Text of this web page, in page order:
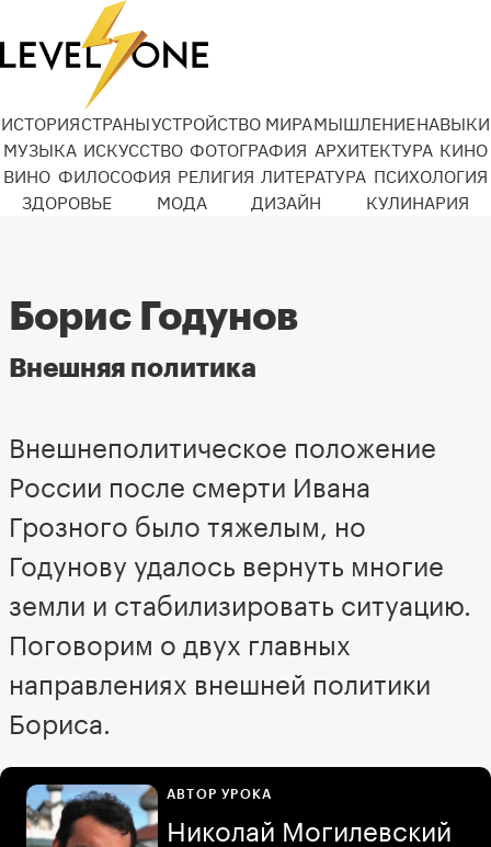
ИСТОРИЯСТРАНЫУСТРОЙСТВО МИРАМЫШЛЕНИЕНАВЫКИ
МУЗЫКА ИСКУССТВО ФОТОГРАФИЯ АРХИТЕКТУРА КИНО
ВИНО ФИЛОСОФИЯ РЕЛИГИЯ ЛИТЕРАТУРА ПСИХОЛОГИЯ
ЗДОРОВЬЕ
МОДА ДИЗАЙН КУЛИНАРИЯ
Борис Годунов
Внешняя политика
Внешнеполитическое положение
России после смерти Ивана
Грозного было тяжелым, но
Годунову удалось вернуть многие
земли и стабилизировать ситуацию.
Поговорим о двух главных
направлениях внешней политики
Бориса.
АВТОР УРОКА
Николай Могилевский